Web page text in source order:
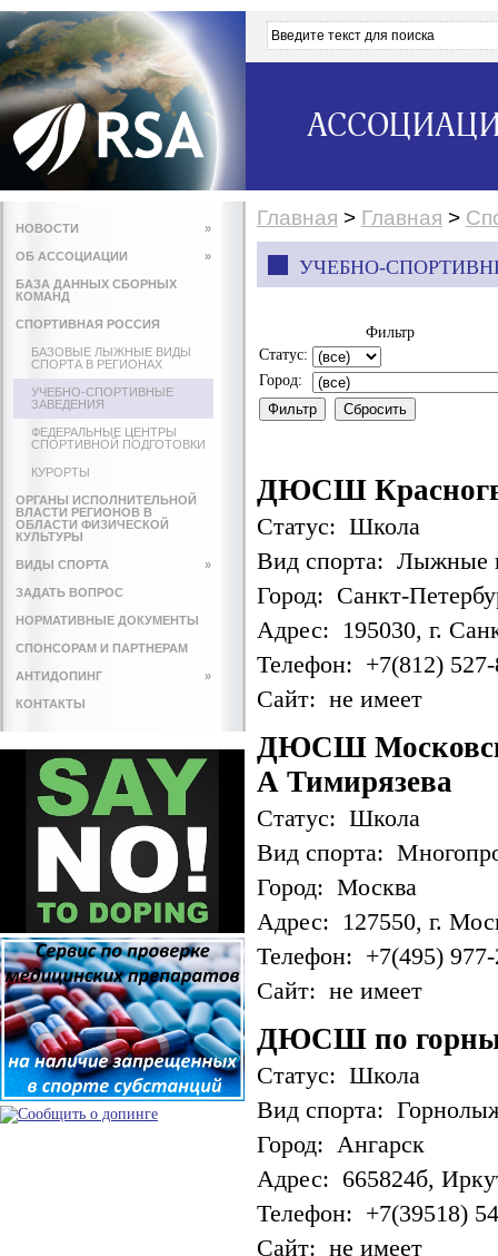
НОВОСТИ »
ОБ АССОЦИАЦИИ »
БАЗА ДАННЫХ СБОРНЫХ
КОМАНД
СПОРТИВНАЯ РОССИЯ
БАЗОВЫЕ ЛЫЖНЫЕ ВИДЫ
СПОРТА В РЕГИОНАХ
УЧЕБНО-СПОРТИВНЫЕ
ЗАВЕДЕНИЯ
ФЕДЕРАЛЬНЫЕ ЦЕНТРЫ
СПОРТИВНОЙ ПОДГОТОВКИ
КУРОРТЫ
ОРГАНЫ ИСПОЛНИТЕЛЬНОЙ
ВЛАСТИ РЕГИОНОВ В
ОБЛАСТИ ФИЗИЧЕСКОЙ
КУЛЬТУРЫ
ВИДЫ СПОРТА »
ЗАДАТЬ ВОПРОС
НОРМАТИВНЫЕ ДОКУМЕНТЫ
СПОНСОРАМ И ПАРТНЕРАМ
АНТИДОПИНГ »
КОНТАКТЫ
Главная > Главная >
УЧЕБНО-
Фильтр
Статус:
Город:
ДЮСШ
Статус: Школа
Вид спорта: Лыжные
Город: Санкт-
Адрес: 195030, г.
Телефон: +7(812)
Сайт: не имеет
ДЮСШ
А Тимирязева
Статус: Школа
Вид спорта:
Город: Москва
Адрес: 127550, г.
Телефон: +7(495)
Сайт: не имеет
ДЮСШ по
Статус: Школа
Вид спорта:
Город: Ангарск
Адрес: 665824б,
Телефон: +7(39518)
Сайт: не имеет